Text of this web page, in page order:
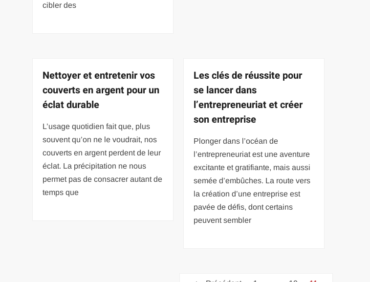
cibler des
Nettoyer et entretenir vos
couverts en argent pour un
éclat durable
L’usage quotidien fait que, plus
souvent qu’on ne le voudrait, nos
couverts en argent perdent de leur
éclat. La précipitation ne nous
permet pas de consacrer autant de
temps que
Les clés de réussite pour
se lancer dans
l’entrepreneuriat et créer
son entreprise
Plonger dans l’océan de
l’entrepreneuriat est une aventure
excitante et gratifiante, mais aussi
semée d’embûches. La route vers
la création d’une entreprise est
pavée de défis, dont certains
peuvent sembler